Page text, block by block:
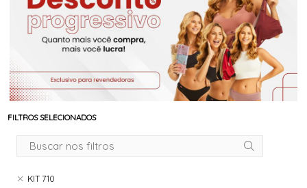
FILTROS SELECIONADOS
KIT 710